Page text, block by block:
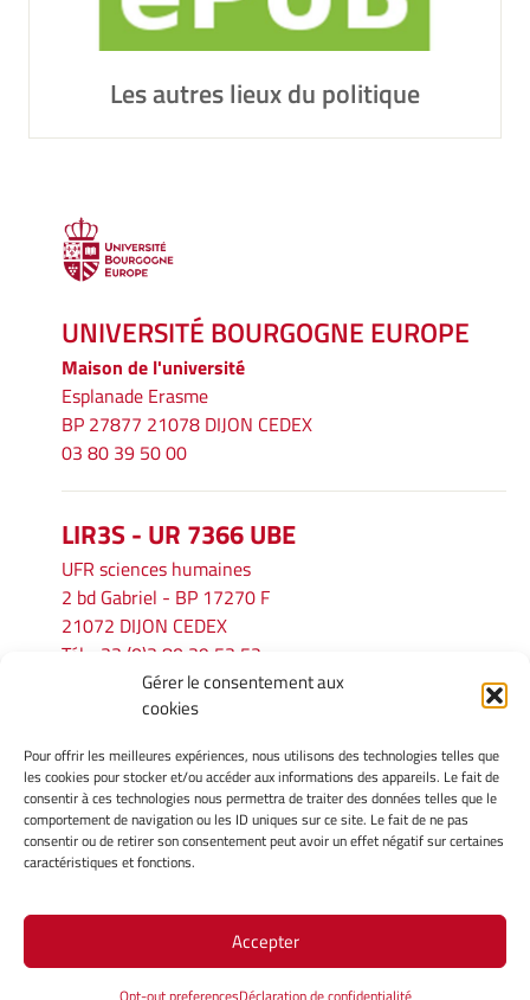
Gérer le consentement aux
cookies
Pour offrir les meilleures expériences, nous utilisons des technologies telles que
les cookies pour stocker et/ou accéder aux informations des appareils. Le fait de
consentir à ces technologies nous permettra de traiter des données telles que le
comportement de navigation ou les ID uniques sur ce site. Le fait de ne pas
consentir ou de retirer son consentement peut avoir un effet négatif sur certaines
caractéristiques et fonctions.
Accepter
Les autres lieux du politique
UNIVERSITÉ BOURGOGNE EUROPE
Maison de l'université
Esplanade Erasme
BP 27877 21078 DIJON CEDEX
03 80 39 50 00
LIR3S - UR 7366 UBE
UFR sciences humaines
2 bd Gabriel - BP 17270 F
21072 DIJON CEDEX
Tél. : 33 (0)3 80 39 53 52
lir3s@u-bourgogne.fr
INFORMATIONS LÉGALES
Mentions légales
Gérer mes cookies
Politique de cookies
Avertissement
Site Officiel - LIR3S @ 2026